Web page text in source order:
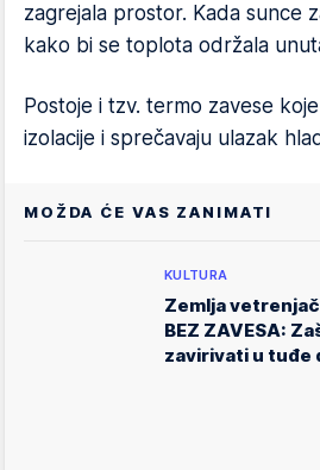
zagrejala prostor. Kada sunce
kako bi se toplota održala
Postoje i tzv. termo zavese
izolacije i sprečavaju ulazak
MOŽDA ĆE VAS ZANIMATI
KULTURA
Zemlja
BEZ ZAVESA:
zavirivati u tuđe